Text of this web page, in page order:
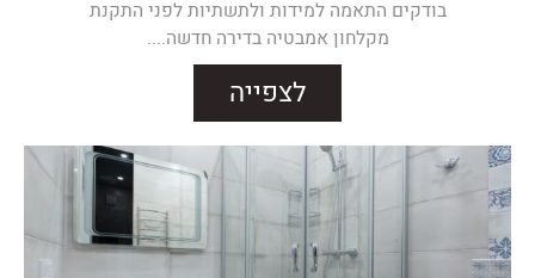
בודקים התאמה למידות ולתשתיות לפני התקנת
מקלחון אמבטיה בדירה חדשה....
לצפייה